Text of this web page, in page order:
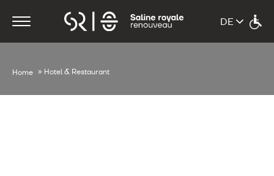
Home » Hotel & Restaurant